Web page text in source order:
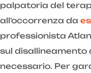
palpatoria del
all'occorrenza da
professionista
sul disallineamento
necessario. Per